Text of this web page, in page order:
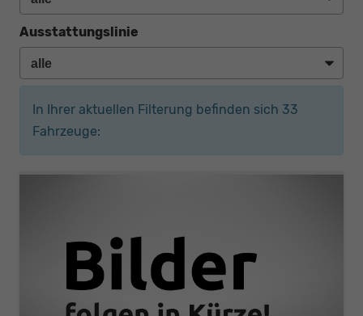
Ausstattungslinie
In Ihrer aktuellen Filterung befinden sich 33
Fahrzeuge: